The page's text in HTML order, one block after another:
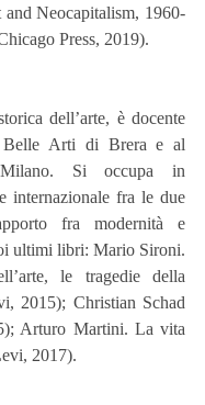
Neocapitalism, 1960-
Press, 2019).
dell’arte, è docente
Belle Arti di Brera e al
Si occupa in
internazionale fra le due
fra modernità e
ultimi libri: Mario Sironi.
le tragedie della
2015); Christian Schad
Arturo Martini. La vita
2017).